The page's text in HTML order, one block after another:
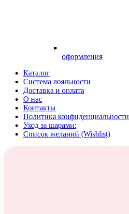
оформления
Каталог
Система лояльности
Доставка и оплата
О нас
Контакты
Политика конфиденциальности
Уход за шарами:
Список желаний (Wishlist)